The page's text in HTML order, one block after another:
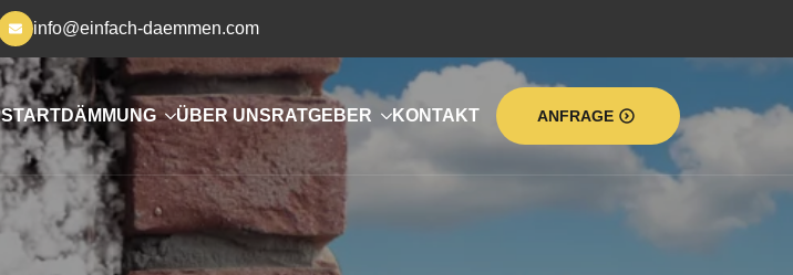
info@einfach-daemmen.com
STARTDÄMMUNG ÜBER UNSRATGEBER KONTAKT ANFRAGE